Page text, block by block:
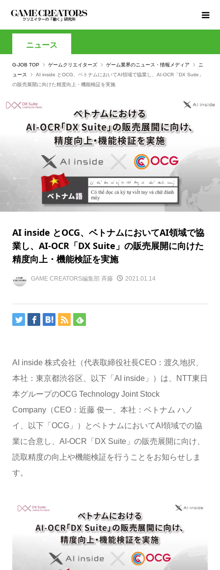
ニュース
G-JOB TOP ゲームクリエイターズ ゲーム業界のニュース・情報メディア
ニ
ュース
AI inside とOCG、ベトナムにおいてAI領域で協業し、AI-OCR「DX Suite」
の販売展開に向けた精度向上・機能検証を実施
AI inside とOCG、ベトナムにおいてAI領域で協
業し、AI-OCR「DX Suite」の販売展開に向けた
精度向上・機能検証を実施
GAME CREATORS編集部 斉藤 2021.01.14
AI inside 株式会社（代表取締役社長CEO：渡久地択、
本社：東京都渋谷区、以下「AI inside」）は、NTT東日
本グループのOCG Technology Joint Stock
Company（CEO：近藤 俊一、本社：ベトナム ハノ
イ、以下「OCG」）とベトナムにおいてAI領域での協
業に合意し、AI-OCR「DX Suite」の販売展開に向け、
読取精度の向上や機能検証を行うことをお知らせしま
す。